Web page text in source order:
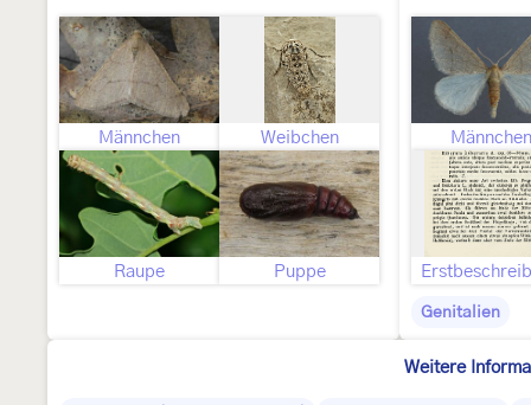
Männchen Weibchen
Raupe Puppe
Männchen
Genitalien
Weitere